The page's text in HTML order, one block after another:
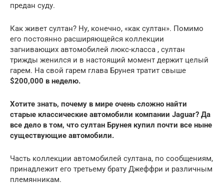
предан суду.
Как живет султан? Ну, конечно, «как султан». Помимо
его постоянно расширяющейся коллекции
загнивающих автомобилей люкс-класса , султан
трижды женился и в настоящий момент держит целый
гарем. На свой гарем глава Брунея тратит свыше
$200,000 в неделю.
Хотите знать, почему в мире очень сложно найти
старые классические автомобили компании Jaguar? Да
все дело в том, что султан Брунея купил почти все ныне
существующие автомобили.
Часть коллекции автомобилей султана, по сообщениям,
принадлежит его третьему брату Джеффри и различным
племянникам.